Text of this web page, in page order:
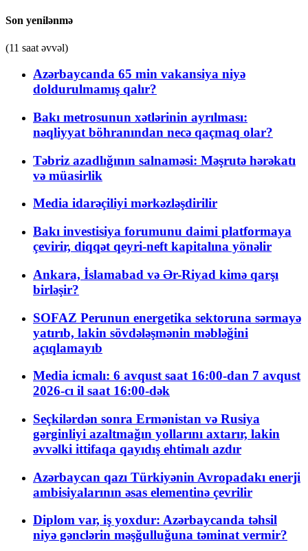
Son yenilənmə
(11 saat əvvəl)
Azərbaycanda 65 min vakansiya niyə
doldurulmamış qalır?
Bakı metrosunun xətlərinin ayrılması:
nəqliyyat böhranından necə qaçmaq olar?
Təbriz azadlığının salnaməsi: Məşrutə hərəkatı
və müasirlik
Media idarəçiliyi mərkəzləşdirilir
Bakı investisiya forumunu daimi platformaya
çevirir, diqqət qeyri-neft kapitalına yönəlir
Ankara, İslamabad və Ər-Riyad kimə qarşı
birləşir?
SOFAZ Perunun energetika sektoruna sərmayə
yatırıb, lakin sövdələşmənin məbləğini
açıqlamayıb
Media icmalı: 6 avqust saat 16:00-dan 7 avqust
2026-cı il saat 16:00-dək
Seçkilərdən sonra Ermənistan və Rusiya
gərginliyi azaltmağın yollarını axtarır, lakin
əvvəlki ittifaqa qayıdış ehtimalı azdır
Azərbaycan qazı Türkiyənin Avropadakı enerji
ambisiyalarının əsas elementinə çevrilir
Diplom var, iş yoxdur: Azərbaycanda təhsil
niyə gənclərin məşğulluğuna təminat vermir?